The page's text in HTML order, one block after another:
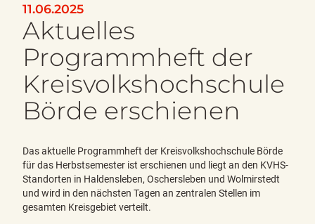
11.06.2025
Aktuelles
Programmheft der
Kreisvolkshochschule
Börde erschienen
Das aktuelle Programmheft der Kreisvolkshochschule Börde
für das Herbstsemester ist erschienen und liegt an den KVHS-
Standorten in Haldensleben, Oschersleben und Wolmirstedt
und wird in den nächsten Tagen an zentralen Stellen im
gesamten Kreisgebiet verteilt.